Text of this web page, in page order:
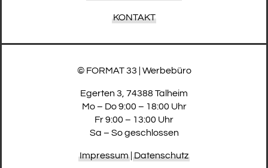
KONTAKT
© FORMAT 33 | Werbebüro
Egerten 3, 74388 Talheim
Mo – Do 9:00 – 18:00 Uhr
Fr 9:00 – 13:00 Uhr
Sa – So geschlossen
Impressum|Datenschutz